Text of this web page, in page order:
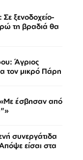
Σε ξενοδοχείο-
τη βραδιά θα
Άγριος
τον μικρό Πάρη
έσβησαν από
συνεργάτιδα
είσαι στα